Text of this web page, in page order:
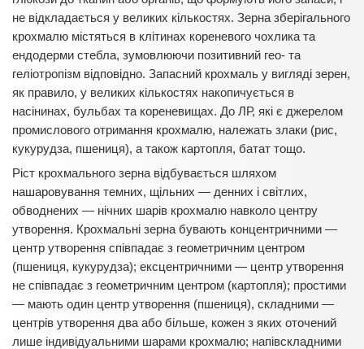
не відкладається у великих кількостях. Зерна зберігального
крохмалю містяться в клітинах кореневого чохлика та
ендодерми стебла, зумовлюючи позитивний гео- та
геліотропізм відповідно. Запасний крохмаль у вигляді зерен,
як правило, у великих кількостях накопичується в
насінинах, бульбах та кореневищах. До ЛР, які є джерелом
промислового отримання крохмалю, належать злаки (рис,
кукурудза, пшениця), а також картопля, батат тощо.
Ріст крохмального зерна відбувається шляхом
нашаровування темних, щільних — денних і світлих,
обводнених — нічних шарів крохмалю навколо центру
утворення. Крохмальні зерна бувають концентричними —
центр утворення співпадає з геометричним центром
(пшениця, кукурудза); ексцентричними — центр утворення
не співпадає з геометричним центром (картопля); простими
— мають один центр утворення (пшениця), складними —
центрів утворення два або більше, кожен з яких оточений
лише індивідуальними шарами крохмалю; напівскладними